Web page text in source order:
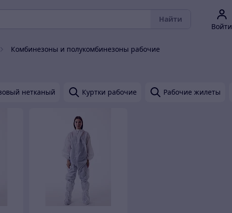
Найти
Войти
Комбинезоны и полукомбинезоны рабочие
нетканый Куртки рабочие Рабочие жилеты